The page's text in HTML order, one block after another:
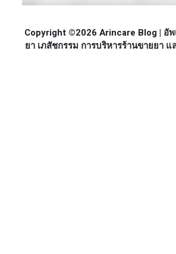
Copyright ©2026 Arincare Blog | อัพ
ยา เภสัชกรรม การบริหารร้านขายยา